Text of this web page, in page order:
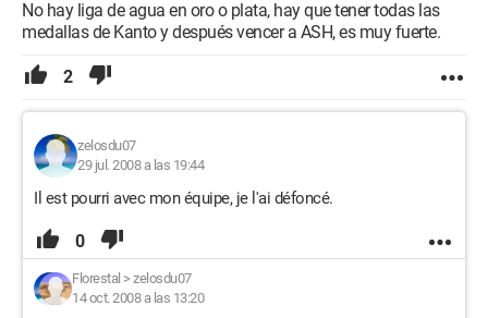
No hay liga de agua en oro o plata, hay que tener todas las
medallas de Kanto y después vencer a ASH, es muy fuerte.
2
zelosdu07
29 jul. 2008 a las 19:44
Il est pourri avec mon équipe, je l'ai défoncé.
0
Florestal > zelosdu07
14 oct. 2008 a las 13:20